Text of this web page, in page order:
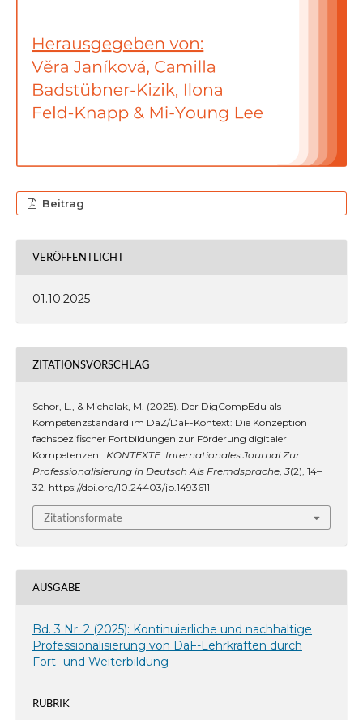
Beitrag
VERÖFFENTLICHT
01.10.2025
ZITATIONSVORSCHLAG
Schor, L., & Michalak, M. (2025). Der DigCompEdu als
Kompetenzstandard im DaZ/DaF-Kontext: Die Konzeption
fachspezifischer Fortbildungen zur Förderung digitaler
Kompetenzen . KONTEXTE: Internationales Journal Zur
Professionalisierung in Deutsch Als Fremdsprache, 3(2), 14–
32. https://doi.org/10.24403/jp.1493611
Zitationsformate
AUSGABE
Bd. 3 Nr. 2 (2025): Kontinuierliche und nachhaltige
Professionalisierung von DaF-Lehrkräften durch
Fort- und Weiterbildung
RUBRIK